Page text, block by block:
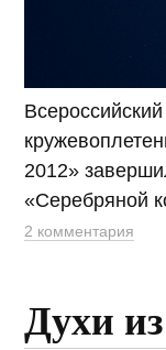
2012»
«Серебряной
2 комментария
Духи